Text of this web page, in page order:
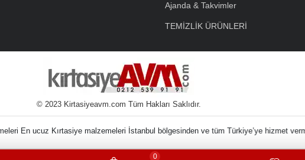
Ajanda & Takvimler
TEMİZLİK ÜRÜNLERİ
© 2023 Kirtasiyeavm.com Tüm Hakları Saklıdır.
Kırtasiye
0